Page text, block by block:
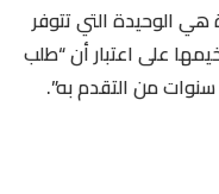
هي الوحيدة التي تتوفر
على اعتبار أن “طلب
من التقدم به”.